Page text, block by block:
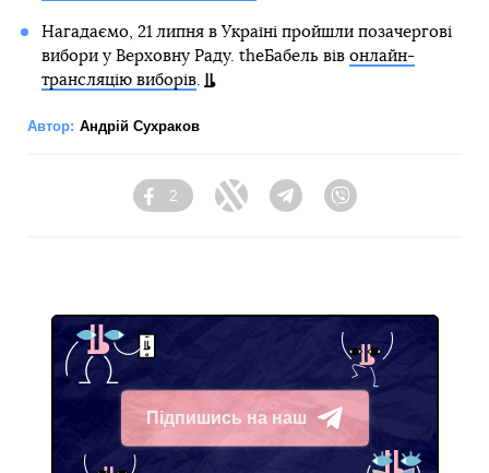
Нагадаємо, 21 липня в Україні пройшли позачергові
вибори у Верховну Раду. theБабель вів онлайн-
трансляцію виборів.
Автор: Андрій Сухраков
Facebook
2
Twitter TelegramViber
Підпишись на наш
Telegram